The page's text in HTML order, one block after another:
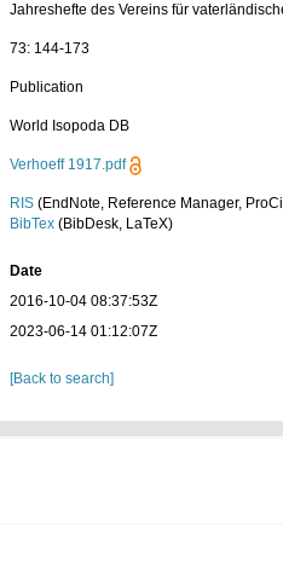
Jahreshefte des Vereins für
73: 144-173
Publication
World Isopoda DB
Verhoeff 1917.pdf
RIS (EndNote, Reference Manager,
BibTex (BibDesk, LaTeX)
Date
2016-10-04 08:37:53Z
2023-06-14 01:12:07Z
[Back to search]